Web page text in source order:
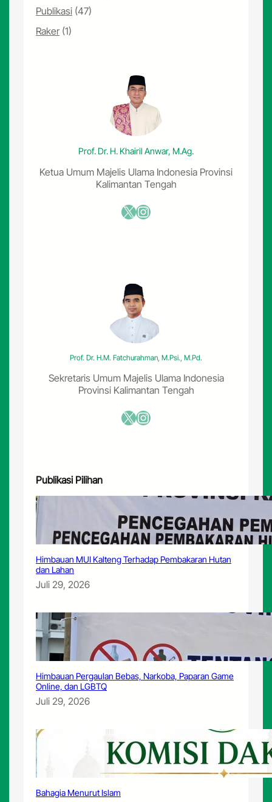
Publikasi (47)
Raker(1)
Prof. Dr. H. Khairil Anwar, M.Ag.
Ketua Umum Majelis Ulama Indonesia Provinsi
Kalimantan Tengah
X Instagram
Prof. Dr. H.M. Fatchurahman, M.Psi., M.Pd.
Sekretaris Umum Majelis Ulama Indonesia
Provinsi Kalimantan Tengah
X Instagram
Publikasi Pilihan
Himbauan MUI Kalteng Terhadap Pembakaran Hutan
dan Lahan
Juli 29, 2026
Himbauan Pergaulan Bebas, Narkoba, Paparan Game
Online, dan LGBTQ
Juli 29, 2026
Bahagia Menurut Islam